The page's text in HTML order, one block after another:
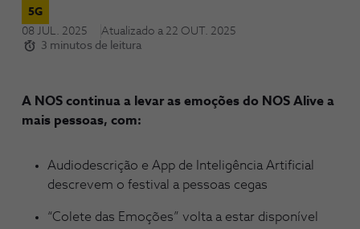
5G
08 JUL. 2025
Atualizado a 22 OUT. 2025
3 minutos de leitura
A NOS continua a levar as emoções do NOS Alive a
mais pessoas, com:
Audiodescrição e App de Inteligência Artificial
descrevem o festival a pessoas cegas
“Colete das Emoções” volta a estar disponível